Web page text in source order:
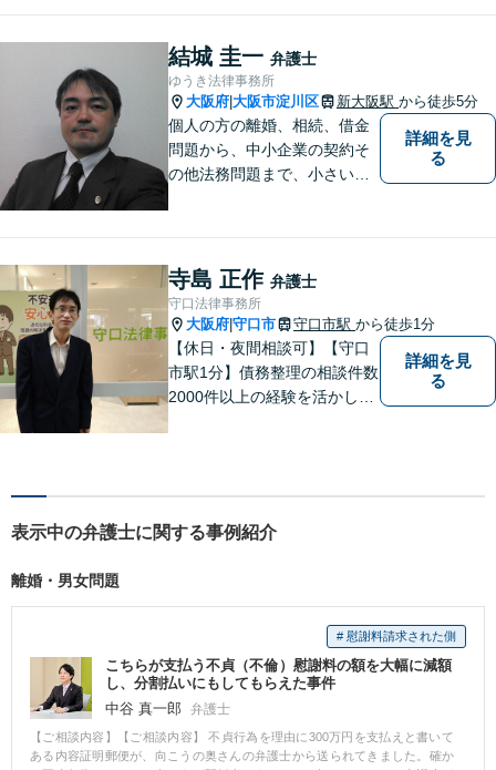
駅徒歩５分】
結城 圭一 弁護士
ゆうき法律事務所
大阪府 大阪市淀川区 新大阪駅 から徒歩5分
個人の方の離婚、相続、借金
問題から、中小企業の契約そ
の他法務問題まで、小さい事
す。
詳細を見
る
寺島 正作 弁護士
守口法律事務所
大阪府 守口市 守口市駅 から徒歩1分
【休日・夜間相談可】【守口
市駅1分】債務整理の相談件数
2000件以上の経験を活かし、
頼者様が不安を抱かないよう
バイスを心がけております。
詳細を見
る
表示中の弁護士に関する事例紹介
離婚・男女問題
# 慰謝料請求された側
こちらが支払う不貞（不倫）慰謝料の額を大幅に減額
し、分割払いにもしてもらえた事件
中谷 真一郎
弁護士
【ご相談内容】【ご相談内容】 不貞行為を理由に300万円を支払えと書いて
ある内容証明郵便が、向こうの奥さんの弁護士から送られてきました。確か